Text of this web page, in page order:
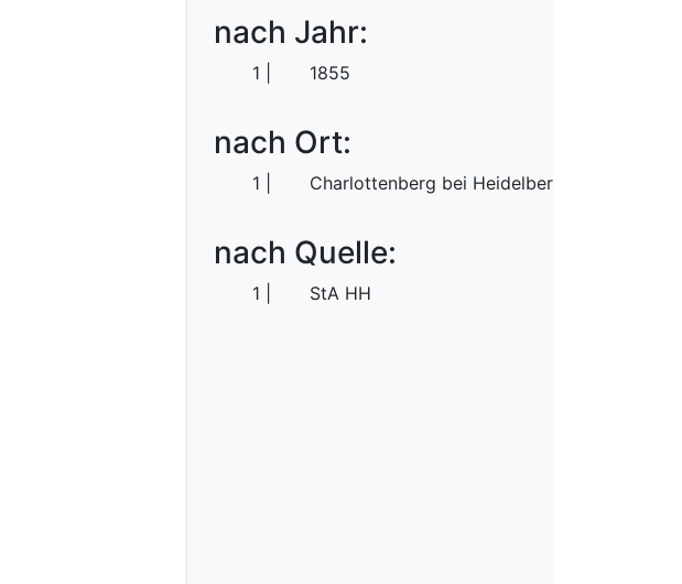
nach Jahr:
1 1855
nach Ort:
1 Charlottenberg bei Heidelberg
nach Quelle:
1 StA HH